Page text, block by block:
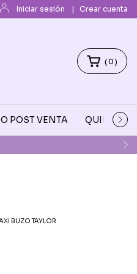
Iniciar sesión | Crear cuenta
(0)
POST VENTA QUIENES
BUZO TAYLOR